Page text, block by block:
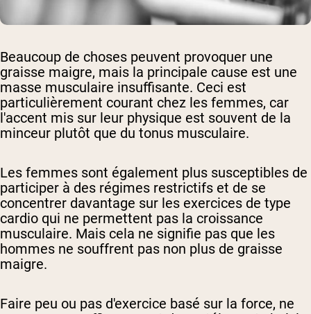
Beaucoup de choses peuvent provoquer une
graisse maigre, mais la principale cause est une
masse musculaire insuffisante. Ceci est
particulièrement courant chez les femmes, car
l'accent mis sur leur physique est souvent de la
minceur plutôt que du tonus musculaire.
Les femmes sont également plus susceptibles de
participer à des régimes restrictifs et de se
concentrer davantage sur les exercices de type
cardio qui ne permettent pas la croissance
musculaire. Mais cela ne signifie pas que les
hommes ne souffrent pas non plus de graisse
maigre.
Faire peu ou pas d'exercice basé sur la force, ne